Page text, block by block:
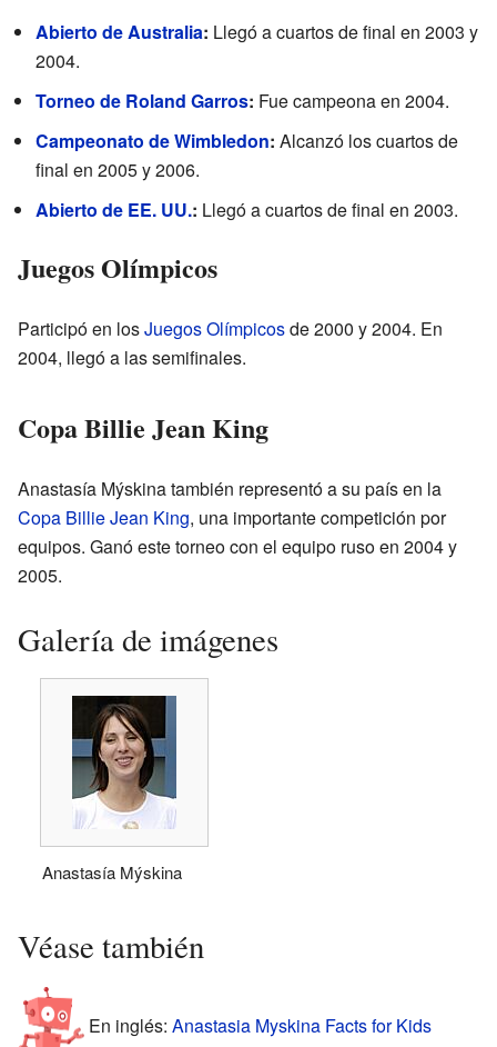
Abierto de Australia: Llegó a cuartos de final en 2003 y
2004.
Torneo de Roland Garros: Fue campeona en 2004.
Campeonato de Wimbledon: Alcanzó los cuartos de
final en 2005 y 2006.
Abierto de EE. UU.: Llegó a cuartos de final en 2003.
Juegos Olímpicos
Participó en losJuegos Olímpicosde 2000 y 2004. En
2004, llegó a las semifinales.
Copa Billie Jean King
Anastasía Mýskina también representó a su país en la
Copa Billie Jean King, una importante competición por
equipos. Ganó este torneo con el equipo ruso en 2004 y
2005.
Galería de imágenes
Anastasía Mýskina
Véase también
En inglés: Anastasia Myskina Facts for Kids